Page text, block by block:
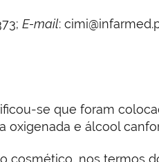
E-mail:
se que foram
oxigenada e álcool
nos termos